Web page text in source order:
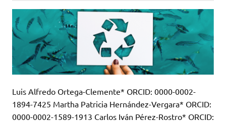
Luis Alfredo Ortega-Clemente* ORCID: 0000-0002-
1894-7425 Martha Patricia Hernández-Vergara* ORCID:
0000-0002-1589-1913 Carlos Iván Pérez-Rostro* ORCID: